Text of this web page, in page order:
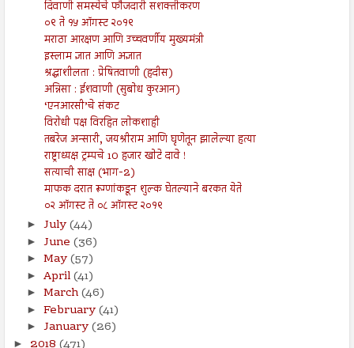
दिवाणी समस्येचे फौजदारी सशक्तीकरण
०९ ते १५ ऑगस्ट २०१९
मराठा आरक्षण आणि उच्चवर्णीय मुख्यमंत्री
इस्लाम ज्ञात आणि अज्ञात
श्रद्धाशीलता : प्रेषितवाणी (हदीस)
अन्निसा : ईशवाणी (सुबोध कुरआन)
‘एनआरसी’चे संकट
विरोधी पक्ष विरहित लोकशाही
तबरेज अन्सारी, जयश्रीराम आणि घृणेतून झालेल्या हत्या
राष्ट्राध्यक्ष ट्रम्पचे 10 हजार खोटे दावे !
सत्याची साक्ष (भाग-2)
माफक दरात रूग्णांकडून शुल्क घेतल्याने बरकत येते
०२ ऑगस्ट ते ०८ ऑगस्ट २०१९
► July(44)
► June (36)
► May(57)
► April(41)
► March(46)
► February(41)
► January(26)
►